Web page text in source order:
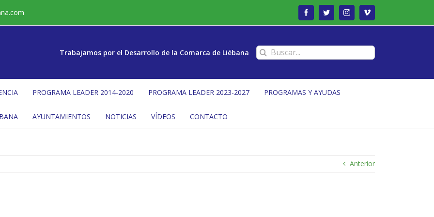
FacebookTwitterInstagramVimeo
Trabajamos por el Desarrollo de la Comarca de Liébana Buscar:
PROGRAMA LEADER 2014-2020 PROGRAMA LEADER 2023-2027 PROGRAMAS Y AYUDAS
AYUNTAMIENTOS NOTICIAS VÍDEOS CONTACTO
Anterior